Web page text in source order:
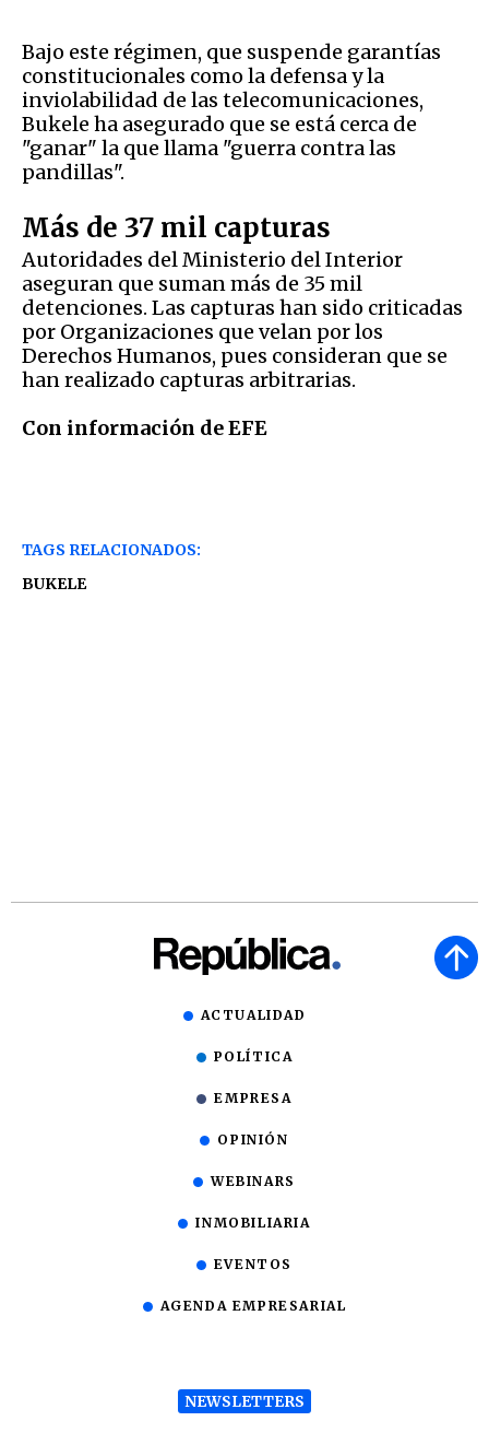
Bajo este régimen, que suspende garantías
constitucionales como la defensa y la
inviolabilidad de las telecomunicaciones,
Bukele ha asegurado que se está cerca de
"ganar" la que llama "guerra contra las
pandillas".
Más de 37 mil capturas
Autoridades del Ministerio del Interior
aseguran que suman más de 35 mil
detenciones. Las capturas han sido criticadas
por Organizaciones que velan por los
Derechos Humanos, pues consideran que se
han realizado capturas arbitrarias.
Con información de EFE
TAGS RELACIONADOS:
BUKELE
ACTUALIDAD
POLÍTICA
EMPRESA
OPINIÓN
WEBINARS
INMOBILIARIA
EVENTOS
AGENDA EMPRESARIAL
NEWSLETTERS